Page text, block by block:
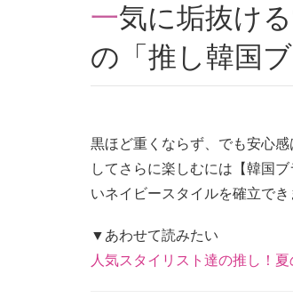
一気に垢抜ける“今っぽさ”にハマる！オシャレ40代
の「推し韓国
黒ほど重くならず、でも安心
してさらに楽しむには【韓国
いネイビースタイルを確立でき
▼あわせて読みたい
人気スタイリスト達の推し！